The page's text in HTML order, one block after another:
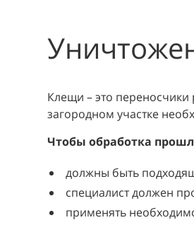
Клещи – это
загородном участке
Чтобы обработка
должны быть
специалист должен
применять